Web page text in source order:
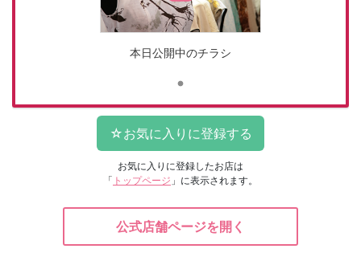
本日公開中のチラシ
お気に入りに登録したお店は
「 トップページ 」に表示されます。
公式店舗ページを開く